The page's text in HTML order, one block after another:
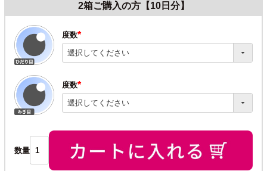
2箱ご購入の方【10日分】
度数
(必
須)
度数
(必
須)
数量